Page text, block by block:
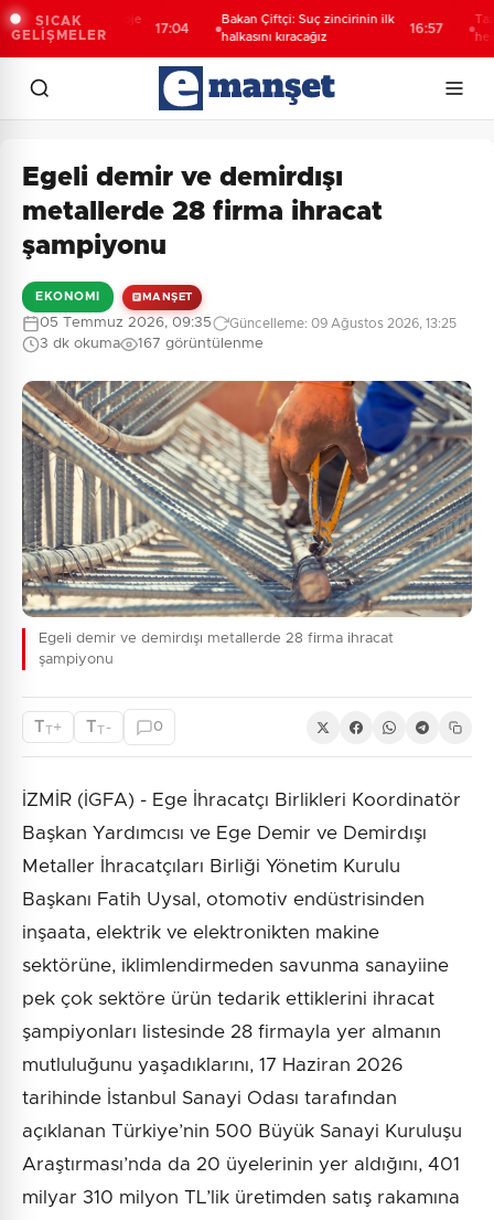
SICAK
GELİŞMELER
23 proje
geçti
Bakan Çiftçi: Suç zincirinin ilk
halkasını kıracağız
Taze
hedef
Egeli demir ve demirdışı
metallerde 28 firma ihracat
şampiyonu
EKONOMI MANŞET
05 Temmuz 2026, 09:35 Güncelleme: 09 Ağustos 2026, 13:25
3 dk okuma 167 görüntülenme
Egeli demir ve demirdışı metallerde 28 firma ihracat
şampiyonu
TT+ TT - 0
İZMİR (İGFA) - Ege İhracatçı Birlikleri Koordinatör
Başkan Yardımcısı ve Ege Demir ve Demirdışı
Metaller İhracatçıları Birliği Yönetim Kurulu
Başkanı Fatih Uysal, otomotiv endüstrisinden
inşaata, elektrik ve elektronikten makine
sektörüne, iklimlendirmeden savunma sanayiine
pek çok sektöre ürün tedarik ettiklerini ihracat
şampiyonları listesinde 28 firmayla yer almanın
mutluluğunu yaşadıklarını, 17 Haziran 2026
tarihinde İstanbul Sanayi Odası tarafından
açıklanan Türkiye’nin 500 Büyük Sanayi Kuruluşu
Araştırması’nda da 20 üyelerinin yer aldığını, 401
milyar 310 milyon TL’lik üretimden satış rakamına